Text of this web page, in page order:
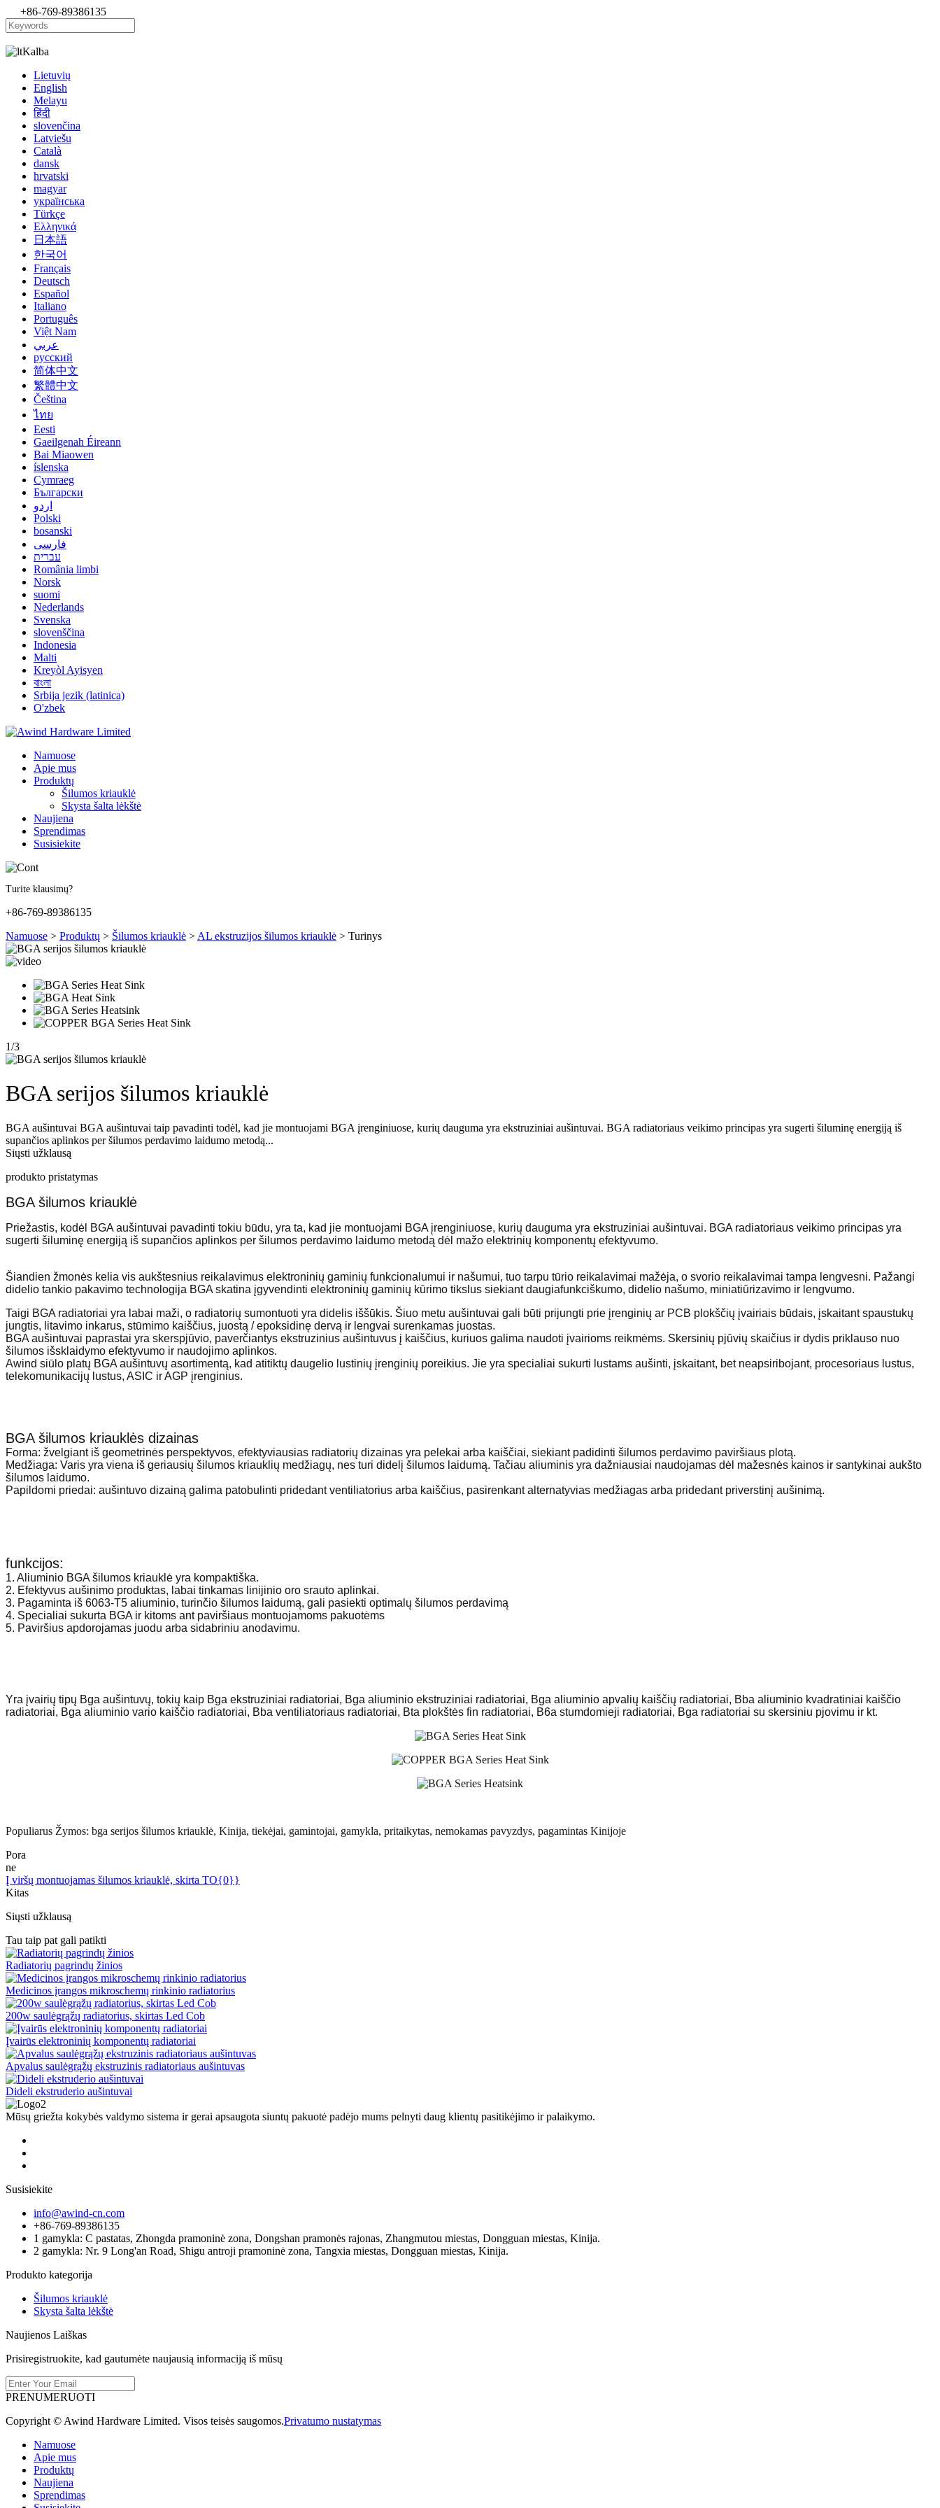
+86-769-89386135
Kalba
Lietuvių
English
Melayu
हिंदी
slovenčina
Latviešu
Català
dansk
hrvatski
magyar
українська
Türkçe
Ελληνικά
日本語
한국어
Français
Deutsch
Español
Italiano
Português
Việt Nam
عربي
русский
简体中文
繁體中文
Čeština
ไทย
Eesti
Gaeilgenah Éireann
Bai Miaowen
íslenska
Cymraeg
Български
اردو
Polski
bosanski
فارسی
עברית
România limbi
Norsk
suomi
Nederlands
Svenska
slovenščina
Indonesia
Malti
Kreyòl Ayisyen
বাংলা
Srbija jezik (latinica)
O'zbek
Namuose
Apie mus
Produktų
Šilumos kriauklė
Skysta šalta lėkštė
Naujiena
Sprendimas
Susisiekite
Turite klausimų?
+86-769-89386135
Namuose > Produktų > Šilumos kriauklė > AL ekstruzijos šilumos kriauklė > Turinys
1/3
BGA serijos šilumos kriauklė
BGA aušintuvai BGA aušintuvai taip pavadinti todėl, kad jie montuojami BGA įrenginiuose, kurių dauguma yra ekstruziniai aušintuvai. BGA radiatoriaus veikimo principas yra sugerti šiluminę energiją iš
supančios aplinkos per šilumos perdavimo laidumo metodą...
Siųsti užklausą
produkto pristatymas
BGA šilumos kriauklė
Priežastis, kodėl BGA aušintuvai pavadinti tokiu būdu, yra ta, kad jie montuojami BGA įrenginiuose, kurių dauguma yra ekstruziniai aušintuvai. BGA radiatoriaus veikimo principas yra
sugerti šiluminę energiją iš supančios aplinkos per šilumos perdavimo laidumo metodą dėl mažo elektrinių komponentų efektyvumo.
Šiandien žmonės kelia vis aukštesnius reikalavimus elektroninių gaminių funkcionalumui ir našumui, tuo tarpu tūrio reikalavimai mažėja, o svorio reikalavimai tampa lengvesni. Pažangi
didelio tankio pakavimo technologija BGA skatina įgyvendinti elektroninių gaminių kūrimo tikslus siekiant daugiafunkciškumo, didelio našumo, miniatiūrizavimo ir lengvumo.
Taigi BGA radiatoriai yra labai maži, o radiatorių sumontuoti yra didelis iššūkis. Šiuo metu aušintuvai gali būti prijungti prie įrenginių ar PCB plokščių įvairiais būdais, įskaitant spaustukų
jungtis, litavimo inkarus, stūmimo kaiščius, juostą / epoksidinę dervą ir lengvai surenkamas juostas.
BGA aušintuvai paprastai yra skerspjūvio, paverčiantys ekstruzinius aušintuvus į kaiščius, kuriuos galima naudoti įvairioms reikmėms. Skersinių pjūvių skaičius ir dydis priklauso nuo
šilumos išsklaidymo efektyvumo ir naudojimo aplinkos.
Awind siūlo platų BGA aušintuvų asortimentą, kad atitiktų daugelio lustinių įrenginių poreikius. Jie yra specialiai sukurti lustams aušinti, įskaitant, bet neapsiribojant, procesoriaus lustus,
telekomunikacijų lustus, ASIC ir AGP įrenginius.
BGA šilumos kriauklės dizainas
Forma: žvelgiant iš geometrinės perspektyvos, efektyviausias radiatorių dizainas yra pelekai arba kaiščiai, siekiant padidinti šilumos perdavimo paviršiaus plotą.
Medžiaga: Varis yra viena iš geriausių šilumos kriauklių medžiagų, nes turi didelį šilumos laidumą. Tačiau aliuminis yra dažniausiai naudojamas dėl mažesnės kainos ir santykinai aukšto
šilumos laidumo.
Papildomi priedai: aušintuvo dizainą galima patobulinti pridedant ventiliatorius arba kaiščius, pasirenkant alternatyvias medžiagas arba pridedant priverstinį aušinimą.
funkcijos:
1. Aliuminio BGA šilumos kriauklė yra kompaktiška.
2. Efektyvus aušinimo produktas, labai tinkamas linijinio oro srauto aplinkai.
3. Pagaminta iš 6063-T5 aliuminio, turinčio šilumos laidumą, gali pasiekti optimalų šilumos perdavimą
4. Specialiai sukurta BGA ir kitoms ant paviršiaus montuojamoms pakuotėms
5. Paviršius apdorojamas juodu arba sidabriniu anodavimu.
Yra įvairių tipų Bga aušintuvų, tokių kaip Bga ekstruziniai radiatoriai, Bga aliuminio ekstruziniai radiatoriai, Bga aliuminio apvalių kaiščių radiatoriai, Bba aliuminio kvadratiniai kaiščio
radiatoriai, Bga aliuminio vario kaiščio radiatoriai, Bba ventiliatoriaus radiatoriai, Bta plokštės fin radiatoriai, B6a stumdomieji radiatoriai, Bga radiatoriai su skersiniu pjovimu ir kt.
Populiarus Žymos: bga serijos šilumos kriauklė, Kinija, tiekėjai, gamintojai, gamykla, pritaikytas, nemokamas pavyzdys, pagamintas Kinijoje
Pora
ne
Į viršų montuojamas šilumos kriauklė, skirta TO{0}}
Kitas
Siųsti užklausą
Tau taip pat gali patikti
Radiatorių pagrindų žinios
Medicinos įrangos mikroschemų rinkinio radiatorius
200w saulėgrąžų radiatorius, skirtas Led Cob
Įvairūs elektroninių komponentų radiatoriai
Apvalus saulėgrąžų ekstruzinis radiatoriaus aušintuvas
Dideli ekstruderio aušintuvai
Mūsų griežta kokybės valdymo sistema ir gerai apsaugota siuntų pakuotė padėjo mums pelnyti daug klientų pasitikėjimo ir palaikymo.
Susisiekite
info@awind-cn.com
+86-769-89386135
1 gamykla: C pastatas, Zhongda pramoninė zona, Dongshan pramonės rajonas, Zhangmutou miestas, Dongguan miestas, Kinija.
2 gamykla: Nr. 9 Long'an Road, Shigu antroji pramoninė zona, Tangxia miestas, Dongguan miestas, Kinija.
Produkto kategorija
Šilumos kriauklė
Skysta šalta lėkštė
Naujienos Laiškas
Prisiregistruokite, kad gautumėte naujausią informaciją iš mūsų
PRENUMERUOTI
Copyright © Awind Hardware Limited. Visos teisės saugomos.Privatumo nustatymas
Namuose
Apie mus
Produktų
Naujiena
Sprendimas